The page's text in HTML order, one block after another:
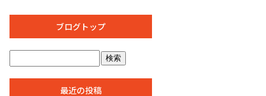
ブログトップ
最近の投稿